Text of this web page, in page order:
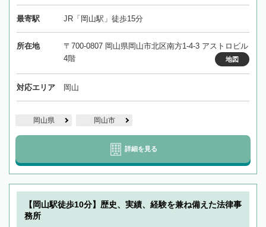
最寄駅 JR「岡山駅」徒歩15分
所在地
〒700-0807 岡山県岡山市北区南方1-4-3 アストロビル
4階
地図
対応エリア 岡山
岡山県 岡山市
詳細を見る
【岡山駅徒歩10分】歴史、実績、経験を兼ね備えた法律事
務所